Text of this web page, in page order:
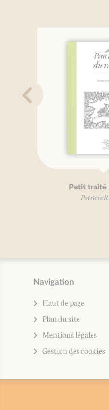
Petit traité
Patricia
Navigation
Haut de page
Plan du site
Mentions légales
Gestion des cookies